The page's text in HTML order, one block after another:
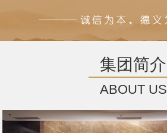
集团简介
ABOUT US